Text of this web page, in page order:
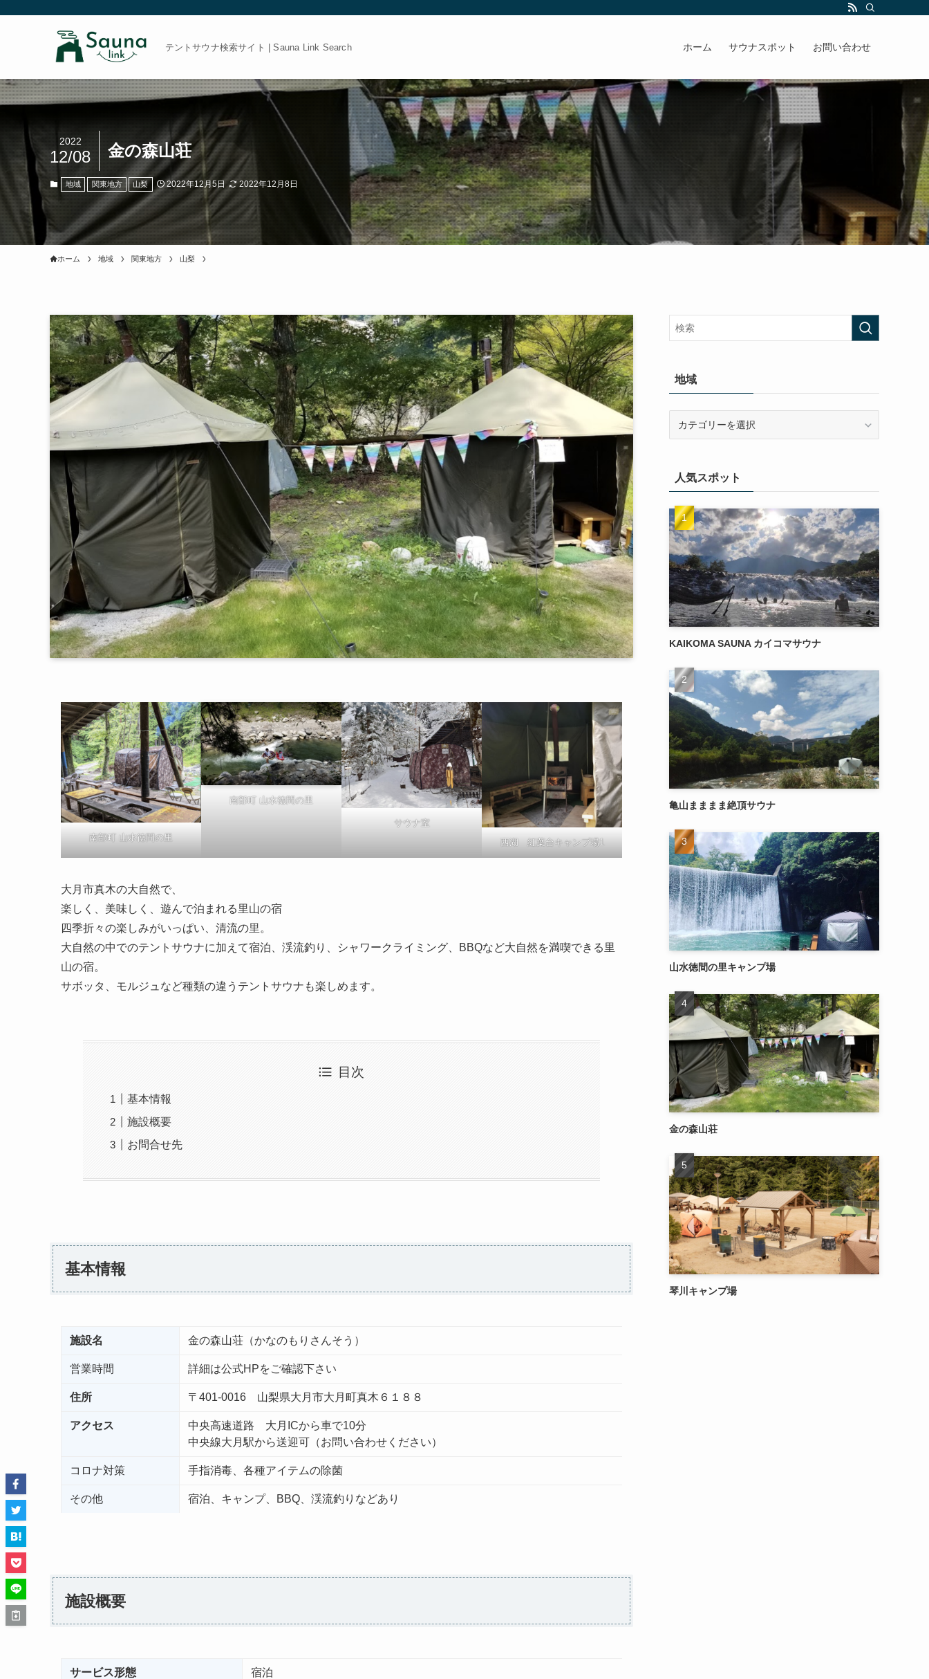
テントサウナ検索サイト | Sauna Link Search ホーム サウナスポット お問い合わせ
金の森山荘
2022
12/08
地域 関東地方 山梨 2022年12月5日 2022年12月8日
ホーム 地域 関東地方 山梨
南部町 山水徳間の里
南部町 山水徳間の里
サウナ室
西湖 紅葉台キャンプ場1
大月市真木の大自然で、
楽しく、美味しく、遊んで泊まれる里山の宿
四季折々の楽しみがいっぱい、清流の里。
大自然の中でのテントサウナに加えて宿泊、渓流釣り、シャワークライミング、BBQなど大自然を満喫できる里
山の宿。
サボッタ、モルジュなど種類の違うテントサウナも楽しめます。
目次
基本情報
施設概要
お問合せ先
基本情報
施設名 金の森山荘（かなのもりさんそう）
営業時間 詳細は公式HPをご確認下さい
住所 〒401-0016 山梨県大月市大月町真木６１８８
アクセス
中央高速道路 大月ICから車で10分
中央線大月駅から送迎可（お問い合わせください）
コロナ対策 手指消毒、各種アイテムの除菌
その他 宿泊、キャンプ、BBQ、渓流釣りなどあり
施設概要
サービス形態 宿泊
地域
人気スポット
KAIKOMA SAUNA カイコマサウナ
亀山まままま絶頂サウナ
山水徳間の里キャンプ場
金の森山荘
琴川キャンプ場